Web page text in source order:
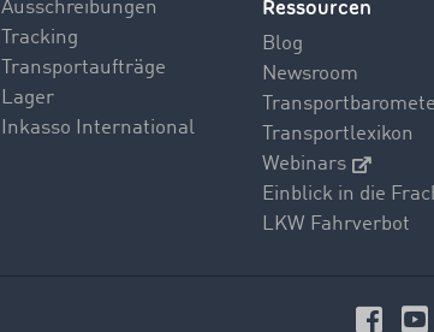
Ausschreibungen
Tracking
Transportaufträge
Lager
Inkasso International
Ressourcen
Blog
Newsroom
Transportlexikon
Webinars
Einblick in die
LKW Fahrverbot